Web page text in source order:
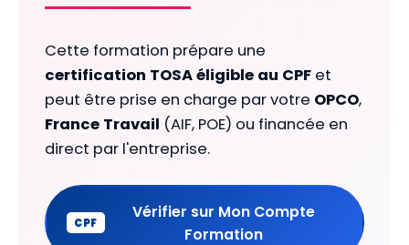
Cette formation prépare une
certification TOSA éligible au CPFet
peut être prise en charge par votre OPCO,
France Travail (AIF, POE) ou financée en
direct par l'entreprise.
CPF
Vérifier sur Mon Compte
Formation